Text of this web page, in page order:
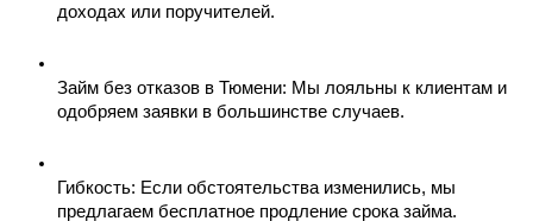
доходах или поручителей.
Займ без отказов в Тюмени: Мы лояльны к клиентам и
одобряем заявки в большинстве случаев.
Гибкость: Если обстоятельства изменились, мы
предлагаем бесплатное продление срока займа.